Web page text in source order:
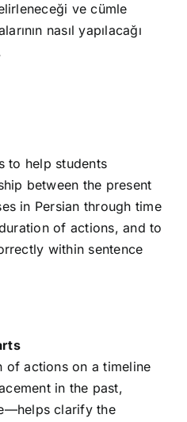
ve cümle
nasıl yapılacağı
to help students
between the present
in Persian through time
of actions, and to
within sentence
of actions on a timeline
in the past,
clarify the